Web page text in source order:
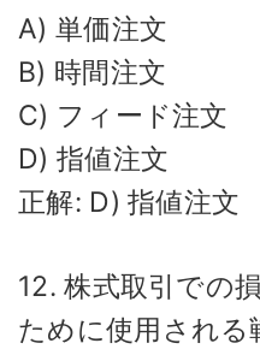
A) 単価注文
B) 時間注文
C) フィード注文
D) 指値注文
正解: D) 指値注文
12. 株式取引での
ために使用される